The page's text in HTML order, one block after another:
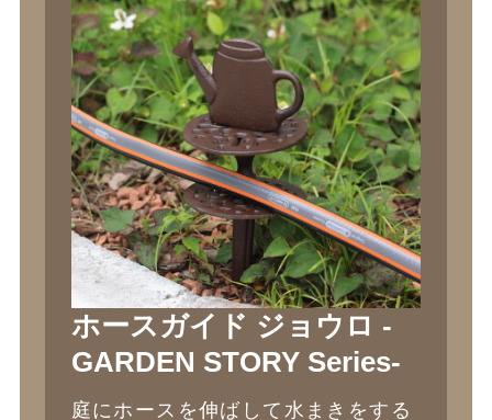
ホースガイド ジョウロ -
GARDEN STORY Series-
庭にホースを伸ばして水まきをする